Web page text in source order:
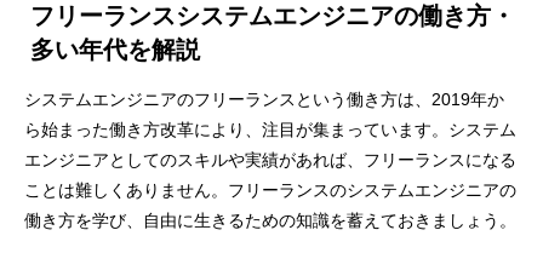
フリーランスシステムエンジニアの働き方・
多い年代を解説
システムエンジニアのフリーランスという働き方は、2019年か
ら始まった働き方改革により、注目が集まっています。システム
エンジニアとしてのスキルや実績があれば、フリーランスになる
ことは難しくありません。フリーランスのシステムエンジニアの
働き方を学び、自由に生きるための知識を蓄えておきましょう。